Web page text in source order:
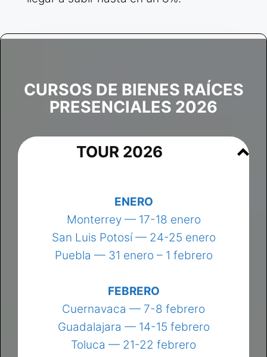
CURSOS DE BIENES RAÍCES
PRESENCIALES 2026
TOUR 2026
ENERO
Monterrey — 17-18 enero
San Luis Potosí — 24-25 enero
Puebla — 31 enero – 1 febrero
FEBRERO
Cuernavaca — 7-8 febrero
Guadalajara — 14-15 febrero
Toluca — 21-22 febrero